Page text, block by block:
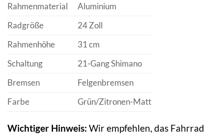
Rahmenmaterial
Aluminium
Radgröße
24 Zoll
Rahmenhöhe
31 cm
Schaltung
21-Gang Shimano
Bremsen
Felgenbremsen
Farbe
Grün/Zitronen-Matt
Wichtiger Hinweis: Wir empfehlen, das Fahrrad